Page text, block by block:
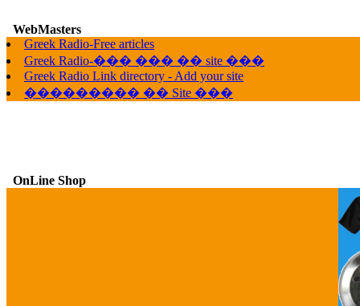
WebMasters
Greek Radio-Free articles
Greek Radio-��� ��� �� site ���
Greek Radio Link directory - Add your site
��������� �� Site ���
OnLine Shop